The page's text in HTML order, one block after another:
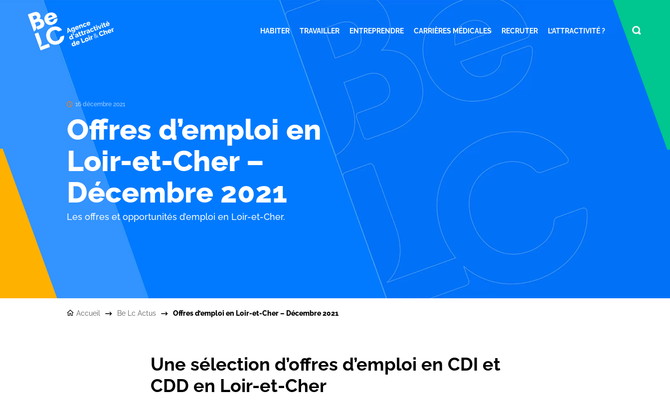
HABITER TRAVAILLER ENTREPRENDRE CARRIÈRES MÉDICALES RECRUTER L’ATTRACTIVITÉ ?
16 décembre 2021
Offres d’emploi en
Loir-et-Cher –
Décembre 2021
Les offres et opportunités d’emploi en Loir-et-Cher.
Accueil Be Lc Actus Offres d’emploi en Loir-et-Cher – Décembre 2021
Une sélection d’offres d’emploi en CDI et
CDD en Loir-et-Cher